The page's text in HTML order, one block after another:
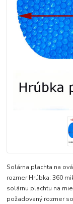
Solárna plachta na
rozmer Hrúbka: 360
solárnu plachtu na
požadovaný rozmer